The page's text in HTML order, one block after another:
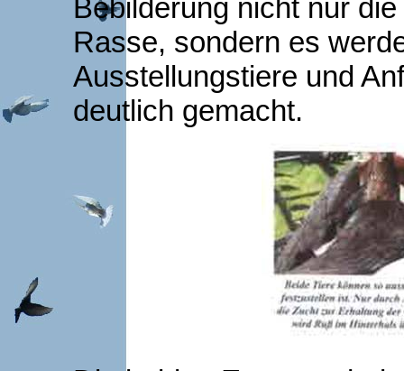
Bebilderung nicht nur
Rasse, sondern es
Ausstellungstiere und
deutlich gemacht.